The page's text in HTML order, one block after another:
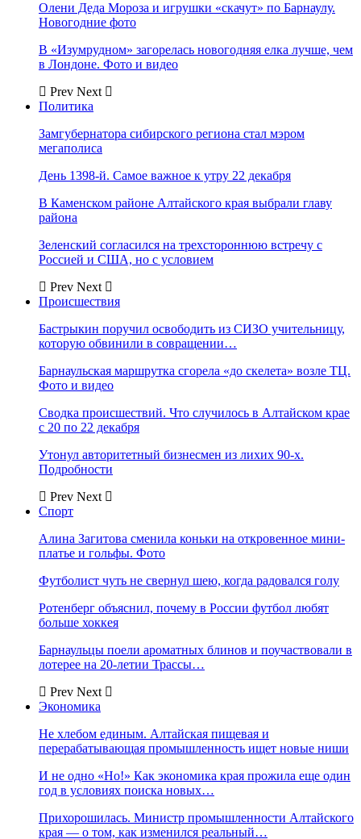
Олени Деда Мороза и игрушки «скачут» по Барнаулу.
Новогодние фото
В «Изумрудном» загорелась новогодняя елка лучше, чем
в Лондоне. Фото и видео
Prev Next
Политика
Замгубернатора сибирского региона стал мэром
мегаполиса
День 1398-й. Самое важное к утру 22 декабря
В Каменском районе Алтайского края выбрали главу
района
Зеленский согласился на трехстороннюю встречу с
Россией и США, но с условием
Prev Next
Происшествия
Бастрыкин поручил освободить из СИЗО учительницу,
которую обвинили в совращении…
Барнаульская маршрутка сгорела «до скелета» возле ТЦ.
Фото и видео
Сводка происшествий. Что случилось в Алтайском крае
с 20 по 22 декабря
Утонул авторитетный бизнесмен из лихих 90-х.
Подробности
Prev Next
Спорт
Алина Загитова сменила коньки на откровенное мини-
платье и гольфы. Фото
Футболист чуть не свернул шею, когда радовался голу
Ротенберг объяснил, почему в России футбол любят
больше хоккея
Барнаульцы поели ароматных блинов и поучаствовали в
лотерее на 20-летии Трассы…
Prev Next
Экономика
Не хлебом единым. Алтайская пищевая и
перерабатывающая промышленность ищет новые ниши
И не одно «Но!» Как экономика края прожила еще один
год в условиях поиска новых…
Прихорошилась. Министр промышленности Алтайского
края — о том, как изменился реальный…